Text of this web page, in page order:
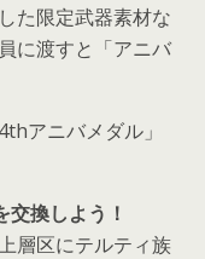
た限定武器素材な
に渡すと「アニバ
アニバメダル」
換しよう！
層区にテルティ族